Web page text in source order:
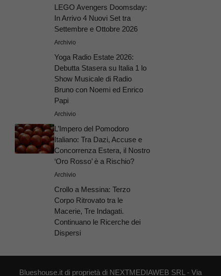
LEGO Avengers Doomsday:
In Arrivo 4 Nuovi Set tra
Settembre e Ottobre 2026
Archivio
Yoga Radio Estate 2026:
Debutta Stasera su Italia 1 lo
Show Musicale di Radio
Bruno con Noemi ed Enrico
Papi
Archivio
L’Impero del Pomodoro
Italiano: Tra Dazi, Accuse e
Concorrenza Estera, il Nostro
‘Oro Rosso’ è a Rischio?
Archivio
Crollo a Messina: Terzo
Corpo Ritrovato tra le
Macerie, Tre Indagati.
Continuano le Ricerche dei
Dispersi
Blueshouse.it di proprietà di NEXTMEDIAWEB SRL - Via